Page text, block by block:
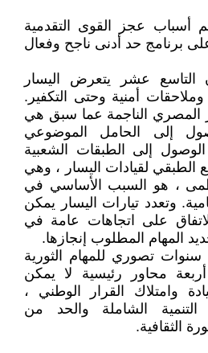
عجز القوى التقدمية
برنامج حد أدنى ناجح وفعال
التاسع عشر يتعرض اليسار
أمنية وحتى التكفير.
المصري الناجمة عما سبق هي
إلى الحامل الموضوعي
إلى الطبقات الشعبية
الطبقي لقيادات اليسار ، وهي
، هو السبب الأساسي في
وتعدد تيارات اليسار يمكن
على اتجاهات عامة في
المهام المطلوب إنجازها.
تصوري للمهام الثورية
محاور رئيسية لا يمكن
وامتلاك القرار الوطني ،
التنمية الشاملة والحد من
الثقافية.